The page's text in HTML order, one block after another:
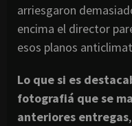
arriesgaron
encima el director
esos planos
Lo que si es
fotografiá que se
anteriores entregas